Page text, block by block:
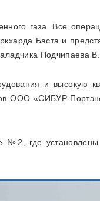
газа. Все
Баста и
Подчипаева
и высокую
ООО «СИБУР-
где